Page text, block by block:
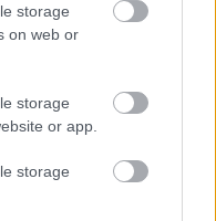
storage
on web or
storage
or app.
storage
løper. Han er en
høyt nivå, er
en veldig god
kommer til å bli en
sier Burud til
at så gode utøvere